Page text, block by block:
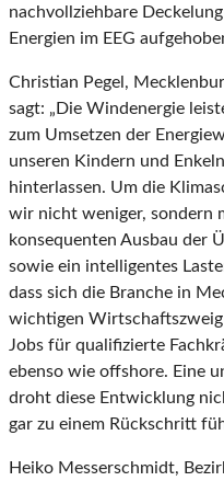
nachvollziehbare
Energien im EEG
Christian Pegel,
sagt: „Die Windenergie
zum Umsetzen der
unseren Kindern und
hinterlassen. Um die
wir nicht weniger, sondern
konsequenten Ausbau der
sowie ein intelligentes
dass sich die Branche in
wichtigen
Jobs für qualifizierte
ebenso wie offshore. Eine
droht diese Entwicklung
gar zu einem Rückschritt
Heiko Messerschmidt,